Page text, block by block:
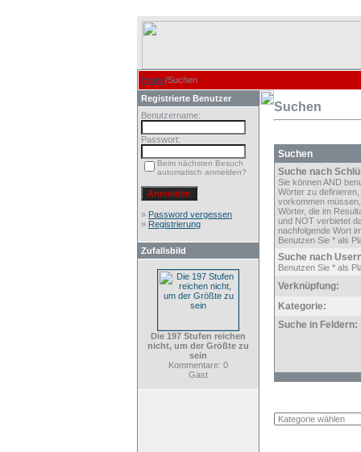
Home/Suchen
Registrierte Benutzer
Benutzername:
Passwort:
Beim nächsten Besuch
automatisch anmelden?
» Password vergessen
» Registrierung
Zufallsbild
Die 197 Stufen reichen
nicht, um der Größte zu
sein
Kommentare: 0
Gast
Suchen
Suchen
Suche nach
Sie können AND
Wörter zu definieren,
vorkommen
Wörter, die im
und NOT verbietet
nachfolgende Wort
Benutzen Sie * als
Suche nach
Benutzen Sie * als
Verknüpfung:
Kategorie:
Suche in Feldern: